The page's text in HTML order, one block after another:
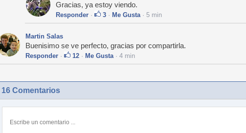
Gracias, ya estoy viendo.
Responder· 3· Me Gusta· 5 min
Martin Salas
Buenisimo se ve perfecto, gracias por compartirla.
Responder· 12· Me Gusta· 4 min
16 Comentarios